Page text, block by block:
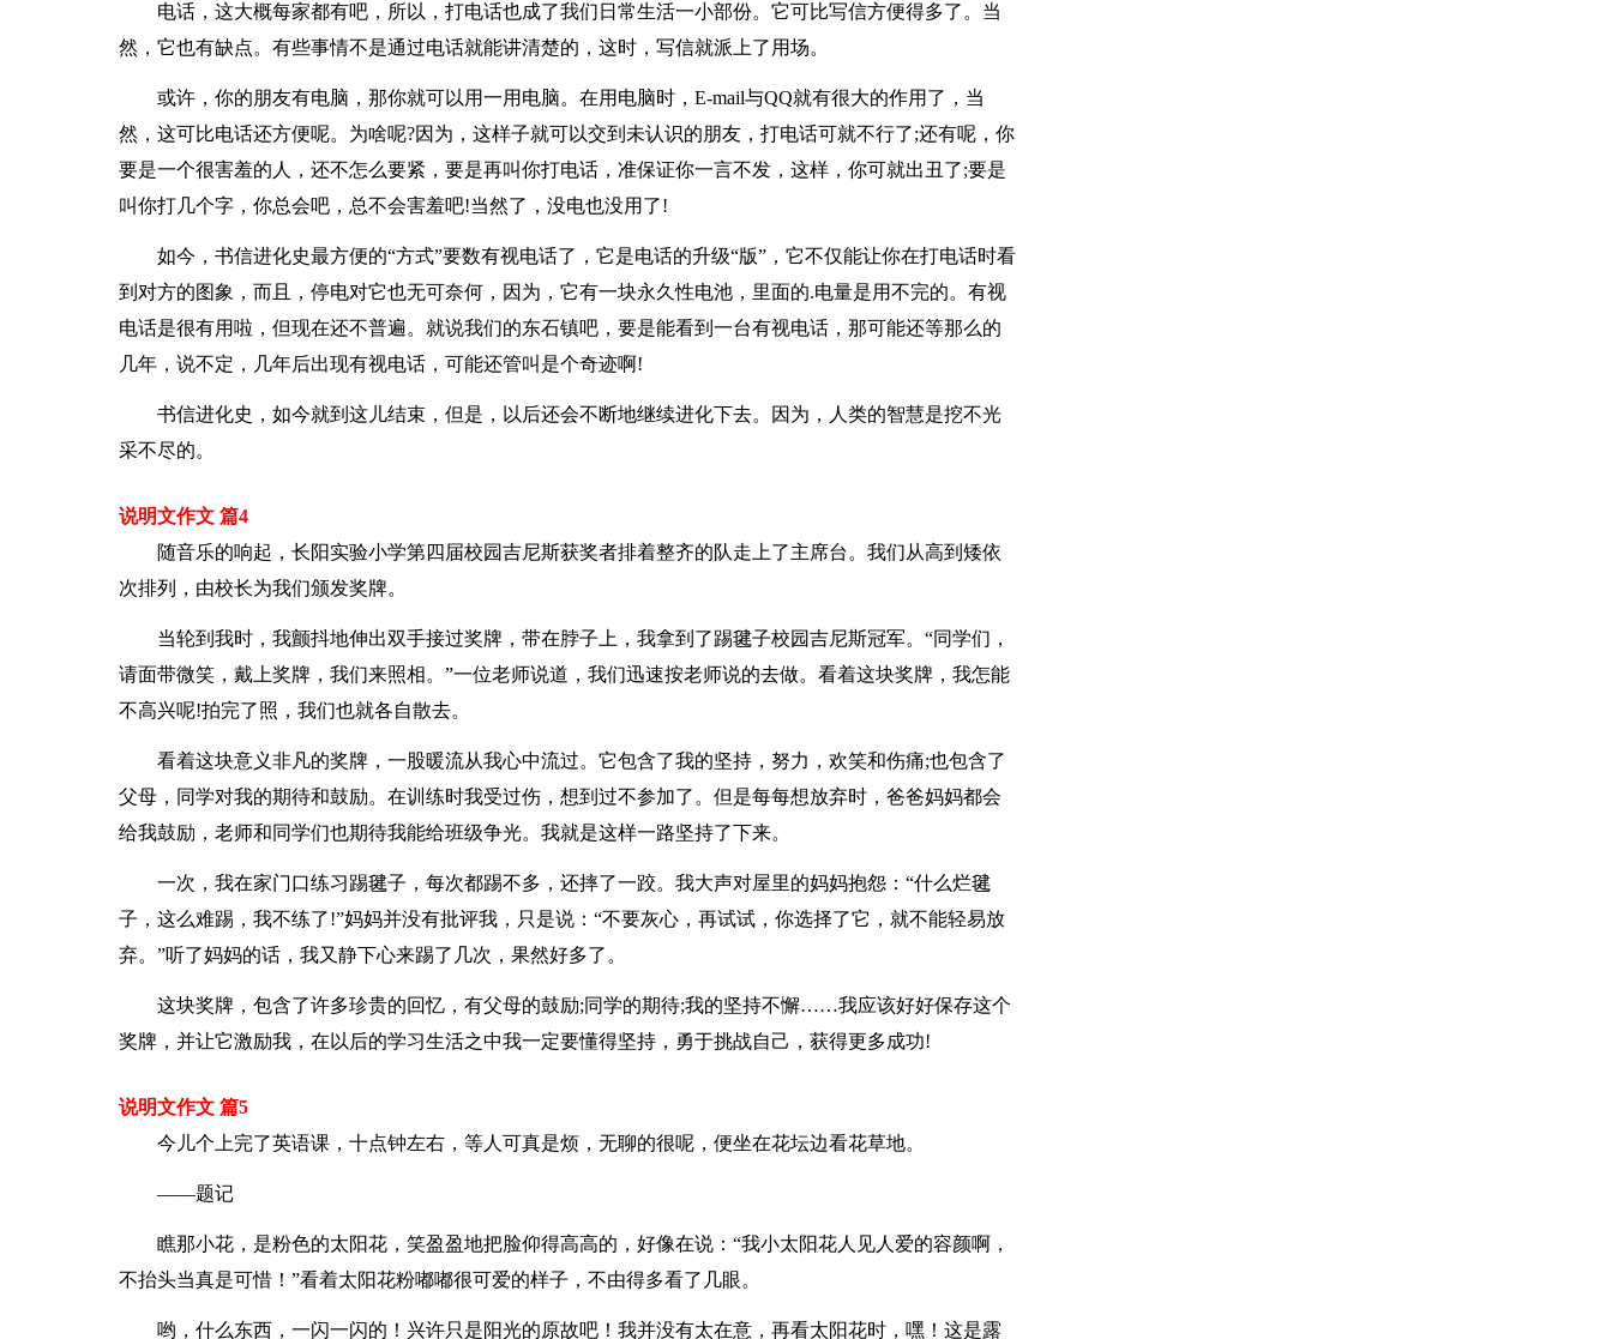
电话，这大概每家都有吧，所以，打电话也成了我们日常生活一小部份。它可比写信方便得多了。当
然，它也有缺点。有些事情不是通过电话就能讲清楚的，这时，写信就派上了用场。
或许，你的朋友有电脑，那你就可以用一用电脑。在用电脑时，E-mail与QQ就有很大的作用了，当
然，这可比电话还方便呢。为啥呢?因为，这样子就可以交到未认识的朋友，打电话可就不行了;还有呢，你
要是一个很害羞的人，还不怎么要紧，要是再叫你打电话，准保证你一言不发，这样，你可就出丑了;要是
叫你打几个字，你总会吧，总不会害羞吧!当然了，没电也没用了!
如今，书信进化史最方便的“方式”要数有视电话了，它是电话的升级“版”，它不仅能让你在打电话时看
到对方的图象，而且，停电对它也无可奈何，因为，它有一块永久性电池，里面的.电量是用不完的。有视
电话是很有用啦，但现在还不普遍。就说我们的东石镇吧，要是能看到一台有视电话，那可能还等那么的
几年，说不定，几年后出现有视电话，可能还管叫是个奇迹啊!
书信进化史，如今就到这儿结束，但是，以后还会不断地继续进化下去。因为，人类的智慧是挖不光
采不尽的。
说明文作文 篇4
随音乐的响起，长阳实验小学第四届校园吉尼斯获奖者排着整齐的队走上了主席台。我们从高到矮依
次排列，由校长为我们颁发奖牌。
当轮到我时，我颤抖地伸出双手接过奖牌，带在脖子上，我拿到了踢毽子校园吉尼斯冠军。“同学们，
请面带微笑，戴上奖牌，我们来照相。”一位老师说道，我们迅速按老师说的去做。看着这块奖牌，我怎能
不高兴呢!拍完了照，我们也就各自散去。
看着这块意义非凡的奖牌，一股暖流从我心中流过。它包含了我的坚持，努力，欢笑和伤痛;也包含了
父母，同学对我的期待和鼓励。在训练时我受过伤，想到过不参加了。但是每每想放弃时，爸爸妈妈都会
给我鼓励，老师和同学们也期待我能给班级争光。我就是这样一路坚持了下来。
一次，我在家门口练习踢毽子，每次都踢不多，还摔了一跤。我大声对屋里的妈妈抱怨：“什么烂毽
子，这么难踢，我不练了!”妈妈并没有批评我，只是说：“不要灰心，再试试，你选择了它，就不能轻易放
弃。”听了妈妈的话，我又静下心来踢了几次，果然好多了。
这块奖牌，包含了许多珍贵的回忆，有父母的鼓励;同学的期待;我的坚持不懈……我应该好好保存这个
奖牌，并让它激励我，在以后的学习生活之中我一定要懂得坚持，勇于挑战自己，获得更多成功!
说明文作文 篇5
今儿个上完了英语课，十点钟左右，等人可真是烦，无聊的很呢，便坐在花坛边看花草地。
——题记
瞧那小花，是粉色的太阳花，笑盈盈地把脸仰得高高的，好像在说：“我小太阳花人见人爱的容颜啊，
不抬头当真是可惜！”看着太阳花粉嘟嘟很可爱的样子，不由得多看了几眼。
哟，什么东西，一闪一闪的！兴许只是阳光的原故吧！我并没有太在意，再看太阳花时，嘿！这是露